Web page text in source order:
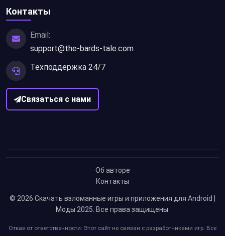
Контакты
Email:
support@the-bards-tale.com
Техподдержка 24/7
Связаться с нами
Об авторе
Контакты
© 2026 Скачать взломанные игры и приложения для Android |
Моды 2025 . Все права защищены.
Отказ от ответственности: Этот сайт не связан с разработчиками игр. Все